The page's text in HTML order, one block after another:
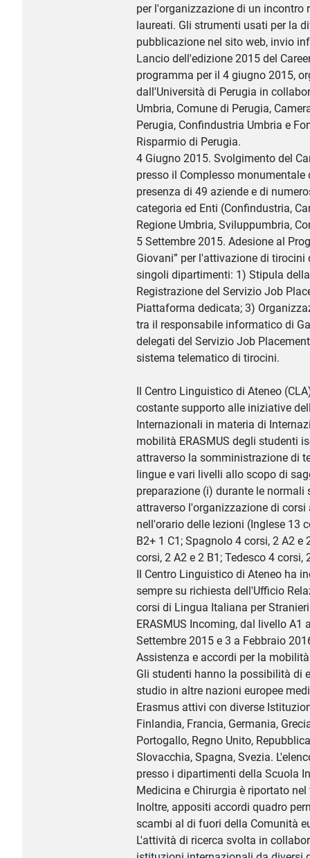
per l'organizzazione di un incontro
laureati. Gli strumenti usati per la
pubblicazione nel sito web, invio
Lancio dell'edizione 2015 del
programma per il 4 giugno 2015,
dall'Università di Perugia in
Umbria, Comune di Perugia,
Perugia, Confindustria Umbria e
Risparmio di Perugia.
4 Giugno 2015. Svolgimento del
presso il Complesso monumentale
presenza di 49 aziende e di
categoria ed Enti (Confindustria,
Regione Umbria, Sviluppumbria,
5 Settembre 2015. Adesione al
Giovani” per l'attivazione di tirocini
singoli dipartimenti: 1) Stipula
Registrazione del Servizio Job
Piattaforma dedicata; 3)
tra il responsabile informatico di
delegati del Servizio Job
sistema telematico di tirocini.
Il Centro Linguistico di Ateneo
costante supporto alle iniziative
Internazionali in materia di
mobilità ERASMUS degli studenti
attraverso la somministrazione di
lingue e vari livelli allo scopo di
preparazione (i) durante le normali
attraverso l'organizzazione di
nell'orario delle lezioni (Inglese 13
B2+ 1 C1; Spagnolo 4 corsi, 2 A2 e
corsi, 2 A2 e 2 B1; Tedesco 4 corsi,
Il Centro Linguistico di Ateneo ha
sempre su richiesta dell'Ufficio
corsi di Lingua Italiana per
ERASMUS Incoming, dal livello A1
Settembre 2015 e 3 a Febbraio
Assistenza e accordi per la
Gli studenti hanno la possibilità di
studio in altre nazioni europee
Erasmus attivi con diverse
Finlandia, Francia, Germania,
Portogallo, Regno Unito,
Slovacchia, Spagna, Svezia.
presso i dipartimenti della Scuola
Medicina e Chirurgia è riportato
Inoltre, appositi accordi quadro
scambi al di fuori della Comunità
L'attività di ricerca svolta in